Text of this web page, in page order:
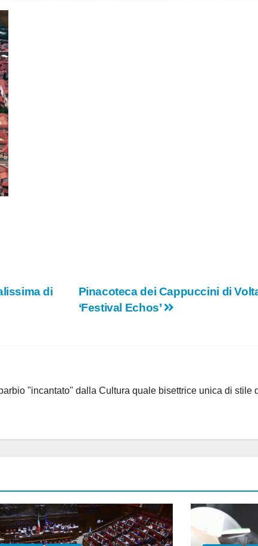
Pinacoteca dei Cappuccini di
‘Festival Echos’
di
"incantato" dalla Cultura quale bisettrice unica di stile